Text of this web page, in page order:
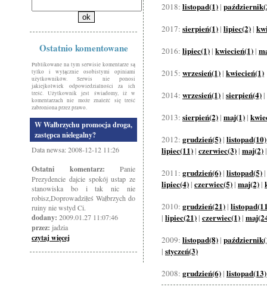
Ostatnio komentowane
Publikowane na tym serwisie komentarze są
tylko i wyłącznie osobistymi opiniami
użytkowników. Serwis nie ponosi
jakiejkolwiek odpowiedzialności za ich
treść. Użytkownik jest świadomy, iż w
komentarzach nie może znaleźć się treść
zabroniona przez prawo.
W Wałbrzychu promocja droga,
zastępca nielegalny?
Data newsa: 2008-12-12 11:26
Ostatni komentarz: Panie
Prezydencie dajcie spokój ustap ze
stanowiska bo i tak nic nie
robisz,Doprowadziłeś Wałbrzych do
ruiny nie wstyd Ci.
dodany: 2009.01.27 11:07:46
przez: jadzia
czytaj więcej
2018: listopad(1) |
2017: sierpień(1) | lipiec(2) |
2016: lipiec(1) | kwiecień(1) |
2015: wrzesień(1) | kwiecień(1)
2014: wrzesień(1) | sierpień(4) |
2013: sierpień(2) | maj(1) |
2012: grudzień(5) | listopad(10)
lipiec(11) | czerwiec(3) | maj(2)
2011: grudzień(6) | listopad(5) |
lipiec(4) | czerwiec(5) | maj(2) |
2010: grudzień(21) |
| lipiec(21) | czerwiec(1) |
2009: listopad(8) |
| styczeń(3)
2008: grudzień(6) | listopad(13)